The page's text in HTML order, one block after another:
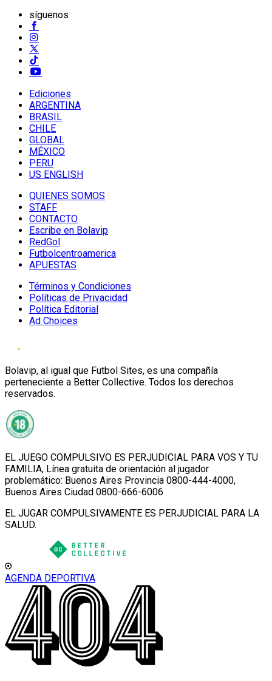
síguenos
Ediciones
ARGENTINA
BRASIL
CHILE
GLOBAL
MÉXICO
PERU
US ENGLISH
QUIENES SOMOS
STAFF
CONTACTO
Escribe en Bolavip
RedGol
Futbolcentroamerica
APUESTAS
Términos y Condiciones
Políticas de Privacidad
Política Editorial
Ad Choices
Bolavip, al igual que Futbol Sites, es una compañía
perteneciente a Better Collective. Todos los derechos
reservados.
EL JUEGO COMPULSIVO ES PERJUDICIAL PARA VOS Y TU
FAMILIA, Línea gratuita de orientación al jugador
problemático: Buenos Aires Provincia 0800-444-4000,
Buenos Aires Ciudad 0800-666-6006
EL JUGAR COMPULSIVAMENTE ES PERJUDICIAL PARA LA
SALUD.
AGENDA DEPORTIVA